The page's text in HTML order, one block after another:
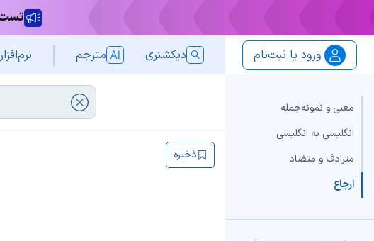
تست
ورود یا ثبت‌نام دیکشنری مترجم
معنی و نمونه‌جمله
انگلیسی به انگلیسی
مترادف و متضاد
ارجاع
ذخیره